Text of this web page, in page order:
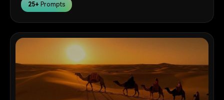
25+ Prompts